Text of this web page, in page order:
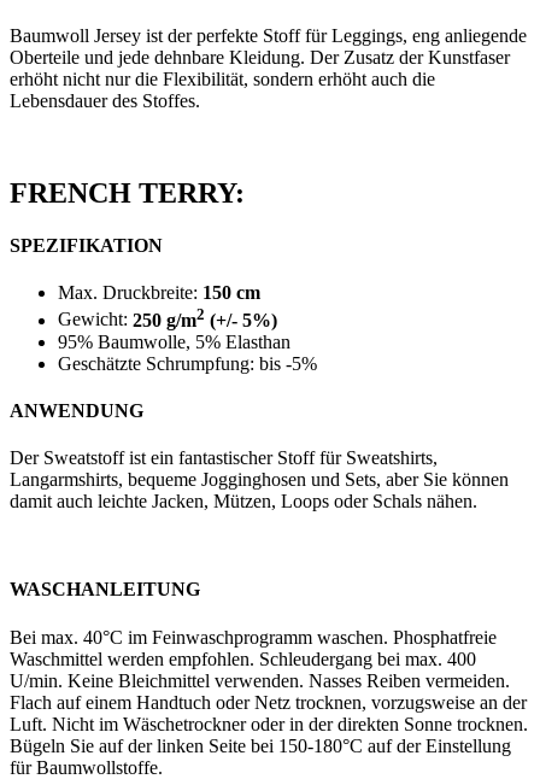
Baumwoll Jersey ist der perfekte Stoff für Leggings, eng anliegende
Oberteile und jede dehnbare Kleidung. Der Zusatz der Kunstfaser
erhöht nicht nur die Flexibilität, sondern erhöht auch die
Lebensdauer des Stoffes.
FRENCH TERRY:
SPEZIFIKATION
Max. Druckbreite: 150 cm
Gewicht: 250 g/m2 (+/- 5%)
95% Baumwolle, 5% Elasthan
Geschätzte Schrumpfung: bis -5%
ANWENDUNG
Der Sweatstoff ist ein fantastischer Stoff für Sweatshirts,
Langarmshirts, bequeme Jogginghosen und Sets, aber Sie können
damit auch leichte Jacken, Mützen, Loops oder Schals nähen.
WASCHANLEITUNG
Bei max. 40°C im Feinwaschprogramm waschen. Phosphatfreie
Waschmittel werden empfohlen. Schleudergang bei max. 400
U/min. Keine Bleichmittel verwenden. Nasses Reiben vermeiden.
Flach auf einem Handtuch oder Netz trocknen, vorzugsweise an der
Luft. Nicht im Wäschetrockner oder in der direkten Sonne trocknen.
Bügeln Sie auf der linken Seite bei 150-180°C auf der Einstellung
für Baumwollstoffe.